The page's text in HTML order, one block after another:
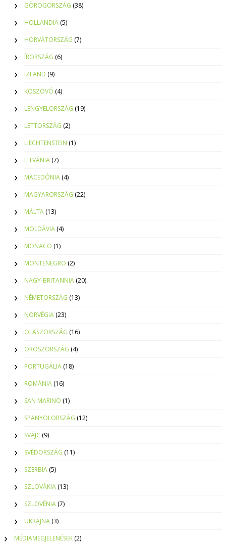
GÖRÖGORSZÁG (38)
HOLLANDIA (5)
HORVÁTORSZÁG (7)
ÍRORSZÁG (6)
IZLAND (9)
KOSZOVÓ (4)
LENGYELORSZÁG (19)
LETTORSZÁG (2)
LIECHTENSTEIN (1)
LITVÁNIA (7)
MACEDÓNIA (4)
MAGYARORSZÁG (22)
MÁLTA (13)
MOLDÁVIA (4)
MONACO (1)
MONTENEGRO (2)
NAGY-BRITANNIA (20)
NÉMETORSZÁG (13)
NORVÉGIA (23)
OLASZORSZÁG (16)
OROSZORSZÁG (4)
PORTUGÁLIA (18)
ROMÁNIA (16)
SAN MARINO (1)
SPANYOLORSZÁG (12)
SVÁJC (9)
SVÉDORSZÁG (11)
SZERBIA (5)
SZLOVÁKIA (13)
SZLOVÉNIA (7)
UKRAJNA (3)
MÉDIAMEGJELENÉSEK (2)